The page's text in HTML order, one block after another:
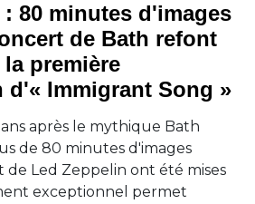
80 minutes d'images
de Bath refont
première
d'« Immigrant Song »
après le mythique Bath
de 80 minutes d'images
Led Zeppelin ont été mises
exceptionnel permet